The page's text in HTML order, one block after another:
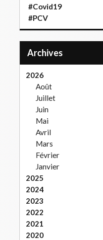
#Covid19
#PCV
Archives
2026
Août
Juillet
Juin
Mai
Avril
Mars
Février
Janvier
2025
2024
2023
2022
2021
2020